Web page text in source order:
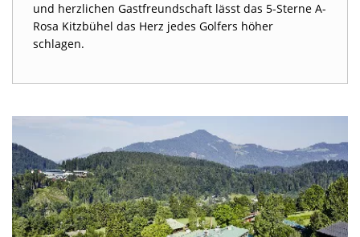
und herzlichen Gastfreundschaft lässt das 5-Sterne A-
Rosa Kitzbühel das Herz jedes Golfers höher
schlagen.